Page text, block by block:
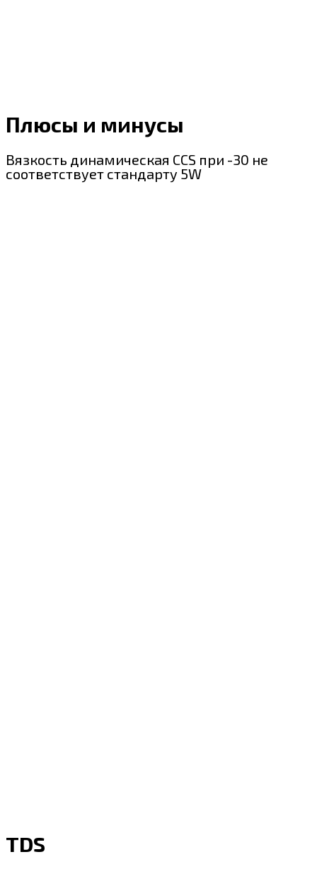
Плюсы и минусы
Вязкость динамическая CCS при -30 не
соответствует стандарту 5W
TDS